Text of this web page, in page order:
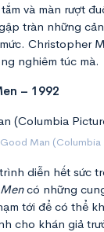
và màn rượt
tràn những
Christopher
nghiêm túc mà.
– 1992
Man (Columbia
diễn hết sức
có những
tới để có thể
cho khán giả